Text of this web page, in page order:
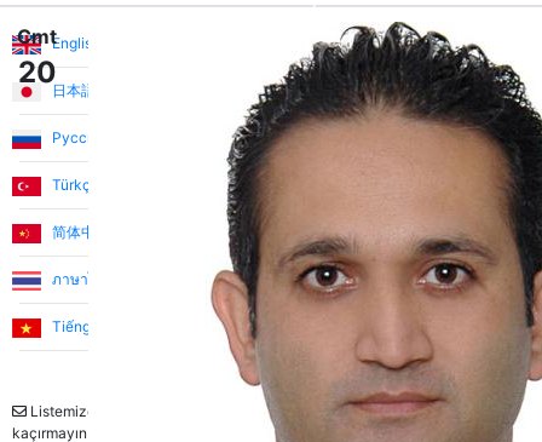
Cmt
20
gerektiğinde gözden geçirilebilir. İngilizce konuşma ve
anlama konusundaki güvenim büyük ölçüde arttı.
Kesinlikle denemelisiniz!
Julio P.
BWANS'da İngilizce kursunu tamamlamak eğitimime
yaptığım en iyi yatırımlardan biriydi. Küçük sınıf
boyutları ve kişiselleştirilmiş geri bildirimler hızlıca
gelişmeme yardımcı oldu. Şimdi İngilizce kullanırken
daha rahatım. Şiddetle tavsiye edilir!
English
日本語
Русский
Türkçe
简体中文
ภาษาไทย
Tiếng Việt
İngilizce özel ders
İngilizce öğretmeni
Online İngilizce kursu
Bizimle kazan
Eğitmen ol
Öğretmen ara
Kurs ara
İçerik ara
Kullanım şartları
Gizlilik politikası
Çerez politikası
Listemize kayıt olun ve ücretsiz etkinlikleri
kaçırmayın.